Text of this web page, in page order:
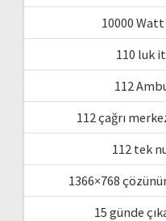
10000
110 luk
112
112 çağrı
112 tek
1366×768
15 günde